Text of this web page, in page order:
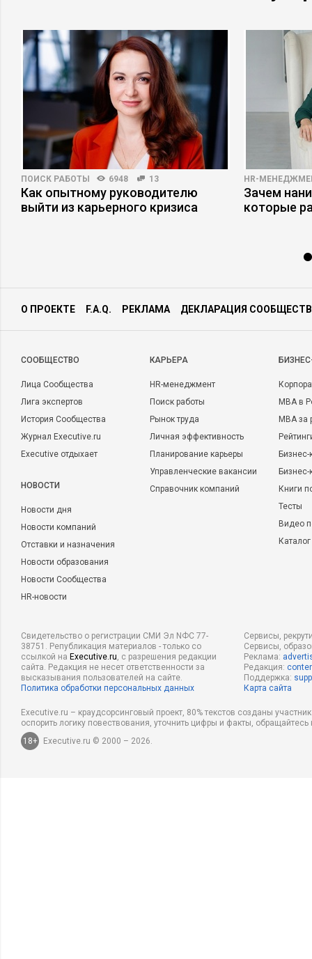
ПОИСК РАБОТЫ 6948 13
Как опытному руководителю
выйти из карьерного кризиса
HR-
Зачем
которые
О ПРОЕКТЕ F.A.Q. РЕКЛАМА ДЕКЛАРАЦИЯ
CООБЩЕСТВО
Лица Сообщества
Лига экспертов
История Сообщества
Журнал Executive.ru
Executive отдыхает
НОВОСТИ
Новости дня
Новости компаний
Отставки и назначения
Новости образования
Новости Сообщества
HR-новости
КАРЬЕРА
HR-менеджмент
Поиск работы
Рынок труда
Личная эффективность
Планирование карьеры
Управленческие вакансии
Справочник компаний
MBA в
MBA
Бизнес-
Книги
Тесты
Видео
Свидетельство о регистрации СМИ Эл NФС 77-
38751. Републикация материалов - только со
ссылкой на Executive.ru, с разрешения редакции
сайта. Редакция не несет ответственности за
высказывания пользователей на сайте.
Политика обработки персональных данных
Сервисы,
Сервисы,
Реклама:
Редакция:
Поддержка:
Карта сайта
Executive.ru – краудсорсинговый проект, 80% текстов созданы
оспорить логику повествования, уточнить цифры и факты,
18+
Executive.ru © 2000 – 2026.